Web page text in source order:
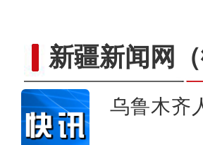
新疆新闻网
乌鲁木齐